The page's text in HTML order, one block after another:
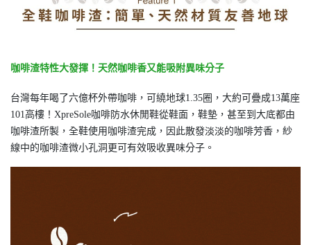
咖啡渣特性大發揮！天然咖啡香又能吸附異味分子
台灣每年喝了六億杯外帶咖啡，可繞地球1.35圈，大約可疊成13萬座
101高樓！XpreSole咖啡防水休閒鞋從鞋面，鞋墊，甚至到大底都由
咖啡渣所製，全鞋使用咖啡渣完成，因此散發淡淡的咖啡芳香，紗
線中的咖啡渣微小孔洞更可有效吸收異味分子。